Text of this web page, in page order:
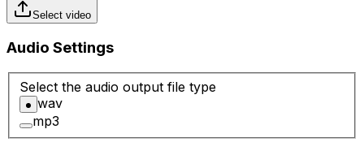
Select video
Audio Settings
Select the audio output file type
wav
mp3